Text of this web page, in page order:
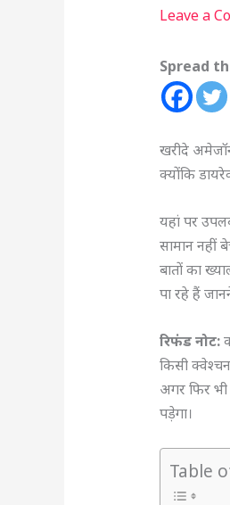
Leave a
Spread
खरीदे
क्योंकि
यहां पर
सामान नहीं
बातों का
पा रहे हैं
रिफंड नोट:
किसी
अगर फिर भी
पड़ेगा।
Table